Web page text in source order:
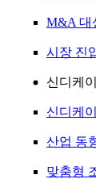
M&A 대
시장 진
신디케
신디케
산업 동
맞춤형